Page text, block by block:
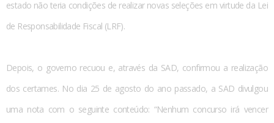
estado não teria condições de realizar novas seleções em virtude da Lei
de Responsabilidade Fiscal (LRF).
Depois, o governo recuou e, através da SAD, confirmou a realização
dos certames. No dia 25 de agosto do ano passado, a SAD divulgou
uma nota com o seguinte conteúdo: “Nenhum concurso irá vencer